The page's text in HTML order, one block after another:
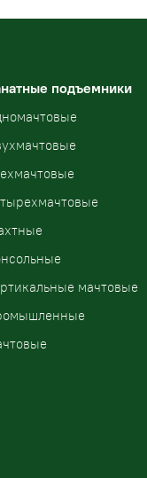
подъемники
мачтовые